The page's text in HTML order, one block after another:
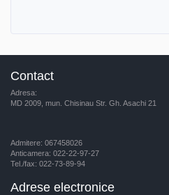
Contact
Adresa:
MD 2009, mun. Chisinau Str. Gh. Asachi 21
Admitere: 067458026
Anticamera: 022-22-97-27
Tel./fax: 022-73-89-94
Adrese electronice